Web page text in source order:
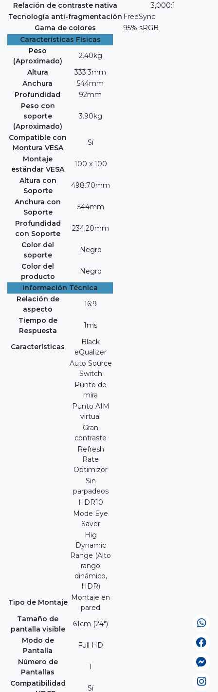
Relación de contraste nativa
3,000:1
Tecnología anti-fragmentación FreeSync
Gama de colores
95% sRGB
Características Físicas
Peso
(Aproximado)
2.40kg
Altura
333.3mm
Anchura
544mm
Profundidad
92mm
Peso con
soporte
(Aproximado)
3.90kg
Compatible con
Montura VESA
Sí
Montaje
estándar VESA
100 x 100
Altura con
Soporte
498.70mm
Anchura con
Soporte
544mm
Profundidad
con Soporte
234.20mm
Color del
soporte
Negro
Color del
producto
Negro
Información Técnica
Relación de
aspecto
16:9
Tiempo de
Respuesta
1ms
Características
Black
eQualizer
Auto Source
Switch
Punto de
mira
Punto AIM
virtual
Gran
contraste
Refresh
Rate
Optimizor
Sin
parpadeos
HDR10
Mode Eye
Saver
Hig
Dynamic
Range (Alto
rango
dinámico,
HDR)
Tipo de Montaje
Montaje en
pared
Tamaño de
pantalla visible
61cm (24")
Modo de
Pantalla
Full HD
Número de
Pantallas
1
Compatibilidad
Sí